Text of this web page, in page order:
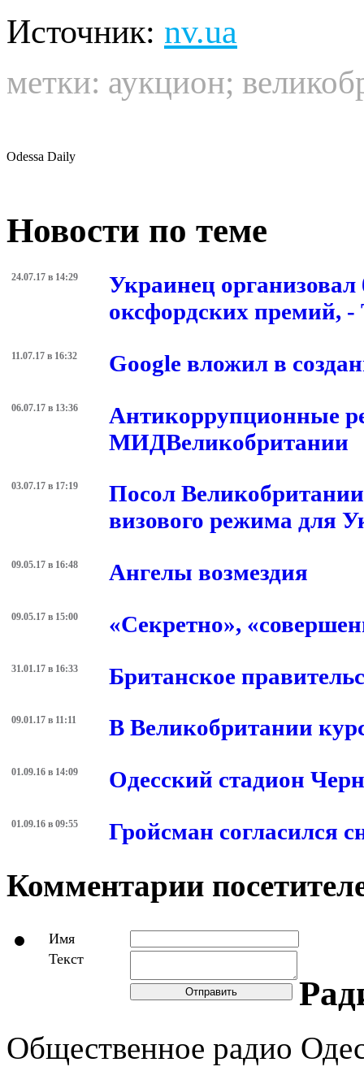
Источник: nv.ua
метки: аукцион;
Odessa Daily
Новости по теме
24.07.17 в 14:29
Украинец
оксфордских премий, -
11.07.17 в 16:32 Google вложил в
06.07.17 в 13:36
Антикоррупционные
МИДВеликобритании
03.07.17 в 17:19
Посол
визового режима для
09.05.17 в 16:48 Ангелы возмездия
09.05.17 в 15:00 «Секретно»,
31.01.17 в 16:33 Британское
09.01.17 в 11:11 В Великобритании
01.09.16 в 14:09 Одесский стадион
01.09.16 в 09:55 Гройсман согласился
Комментарии
Имя
Текст
Отправить
Общественное радио